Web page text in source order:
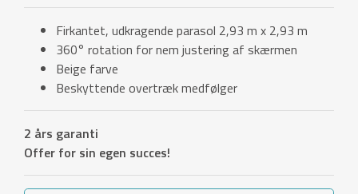
Firkantet, udkragende parasol 2,93 m x 2,93 m
360° rotation for nem justering af skærmen
Beige farve
Beskyttende overtræk medfølger
2 års garanti
Offer for sin egen succes!